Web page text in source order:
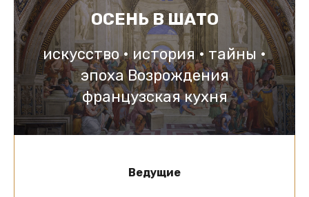
ОСЕНЬ В ШАТО
искусство • история • тайны •
эпоха Возрождения
французская кухня
Ведущие